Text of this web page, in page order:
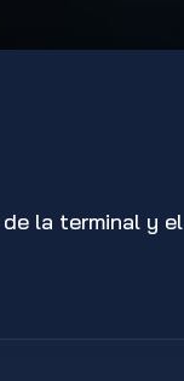
la terminal y el